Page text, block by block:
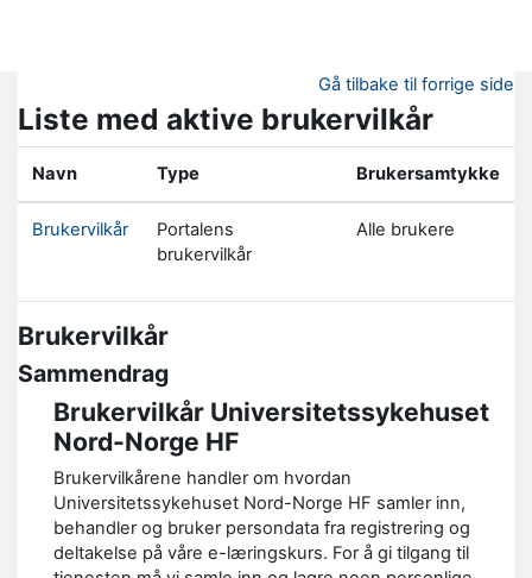
Gå tilbake til forrige side
Liste med aktive brukervilkår
Navn Type Brukersamtykke
Brukervilkår
Portalens
brukervilkår
Alle brukere
Brukervilkår
Sammendrag
Brukervilkår Universitetssykehuset
Nord-Norge HF
Brukervilkårene handler om hvordan
Universitetssykehuset Nord-Norge HF samler inn,
behandler og bruker persondata fra registrering og
deltakelse på våre e-læringskurs. For å gi tilgang til